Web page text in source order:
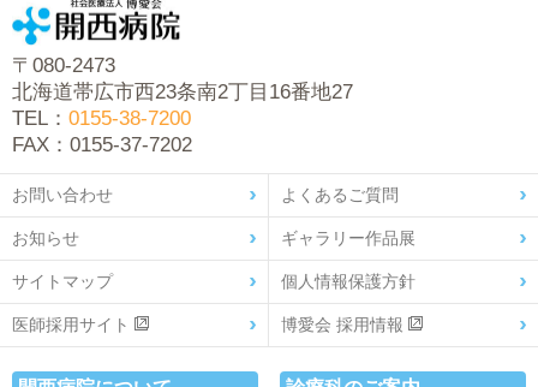
〒080-2473
北海道帯広市西23条南2丁目16番地27
TEL： 0155-38-7200
FAX：0155-37-7202
お問い合わせ よくあるご質問
お知らせ ギャラリー作品展
サイトマップ 個人情報保護方針
医師採用サイト 博愛会 採用情報